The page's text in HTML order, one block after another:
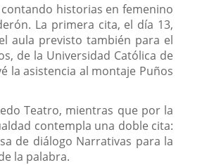
contando historias en femenino
La primera cita, el día 13,
aula previsto también para el
de la Universidad Católica de
la asistencia al montaje Puños
Teatro, mientras que por la
contempla una doble cita:
de diálogo Narrativas para la
la palabra.